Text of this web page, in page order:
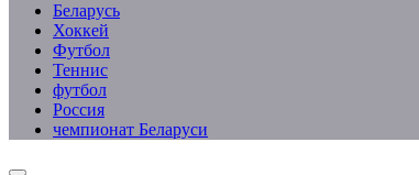
Беларусь
Хоккей
Футбол
Теннис
футбол
Россия
чемпионат Беларуси